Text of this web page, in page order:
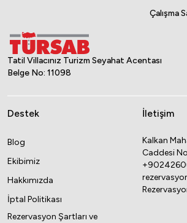
Çalışma
Tatil Villacınız Turizm Seyahat Acentası
Belge No: 11098
Destek
Blog
Ekibimiz
Hakkımızda
İptal Politikası
Rezervasyon Şartları ve
İletişim
Kalkan
Caddesi